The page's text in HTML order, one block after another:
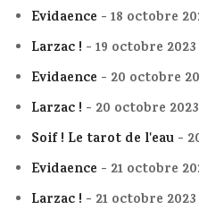
Evidaence - 18 octobre
Larzac ! - 19 octobre
Evidaence - 20 octobre
Larzac ! - 20 octobre
Soif ! Le tarot de l'eau -
Evidaence - 21 octobre
Larzac ! - 21 octobre